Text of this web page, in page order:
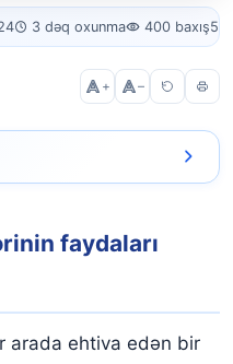
3 dəq oxunma 400 baxış
+ –
faydaları
arada ehtiva edən bir